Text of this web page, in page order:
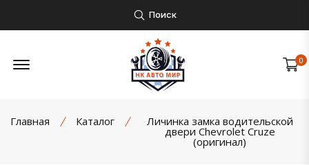
Поиск
Открыть боковое меню 0
Главная Каталог Личинка замка водительской
двери Chevrolet Cruze
(оригинал)